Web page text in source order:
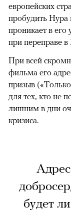
европейских
пробудить Нура
проникает в его
при переправе в
При всей
фильма его
призыв
для тех, кто не
лишним в дни
кризиса.
будет